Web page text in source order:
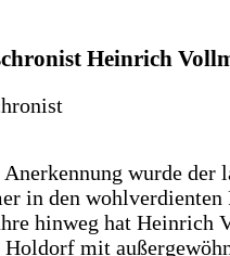
Heinrich
wurde der
in den wohlverdienten
hinweg hat Heinrich
Holdorf mit